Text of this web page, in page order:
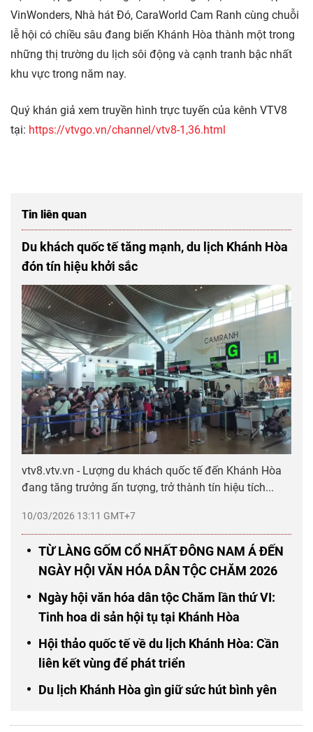
VinWonders, Nhà hát Đó, CaraWorld Cam Ranh cùng chuỗi
lễ hội có chiều sâu đang biến Khánh Hòa thành một trong
những thị trường du lịch sôi động và cạnh tranh bậc nhất
khu vực trong năm nay.
Quý khán giả xem truyền hình trực tuyến của kênh VTV8
tại: https://vtvgo.vn/channel/vtv8-1,36.html
Tin liên quan
Du khách quốc tế tăng mạnh, du lịch Khánh Hòa
đón tín hiệu khởi sắc
10/03/2026 13:11 GMT+7
vtv8.vtv.vn - Lượng du khách quốc tế đến Khánh Hòa
đang tăng trưởng ấn tượng, trở thành tín hiệu tích...
TỪ LÀNG GỐM CỔ NHẤT ĐÔNG NAM Á ĐẾN
NGÀY HỘI VĂN HÓA DÂN TỘC CHĂM 2026
Ngày hội văn hóa dân tộc Chăm lần thứ VI:
Tinh hoa di sản hội tụ tại Khánh Hòa
Hội thảo quốc tế về du lịch Khánh Hòa: Cần
liên kết vùng để phát triển
Du lịch Khánh Hòa gìn giữ sức hút bình yên